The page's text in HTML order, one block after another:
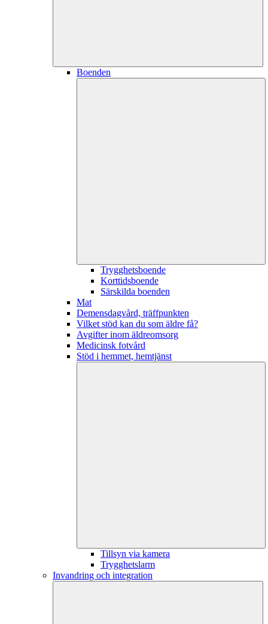
Boenden
Trygghetsboende
Korttidsboende
Särskilda boenden
Mat
Demensdagvård, träffpunkten
Vilket stöd kan du som äldre få?
Avgifter inom äldreomsorg
Medicinsk fotvård
Stöd i hemmet, hemtjänst
Tillsyn via kamera
Trygghetslarm
Invandring och integration